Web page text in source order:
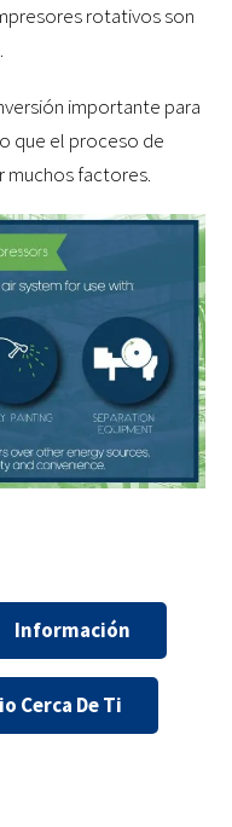
rotativos son
importante para
que el proceso de
muchos factores.
Información
Cerca De Ti